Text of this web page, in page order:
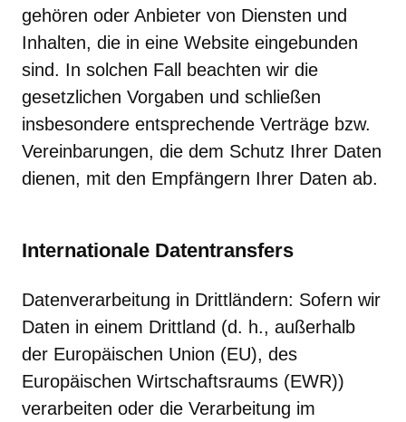
gehören oder Anbieter von Diensten und
Inhalten, die in eine Website eingebunden
sind. In solchen Fall beachten wir die
gesetzlichen Vorgaben und schließen
insbesondere entsprechende Verträge bzw.
Vereinbarungen, die dem Schutz Ihrer Daten
dienen, mit den Empfängern Ihrer Daten ab.
Internationale Datentransfers
Datenverarbeitung in Drittländern: Sofern wir
Daten in einem Drittland (d. h., außerhalb
der Europäischen Union (EU), des
Europäischen Wirtschaftsraums (EWR))
verarbeiten oder die Verarbeitung im